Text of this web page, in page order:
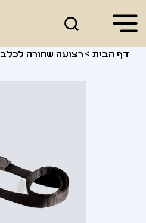
דף הבית >רצועה שחורה לכלב Zee.dog | Small